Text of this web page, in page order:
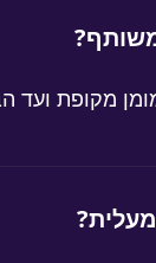
מקופת